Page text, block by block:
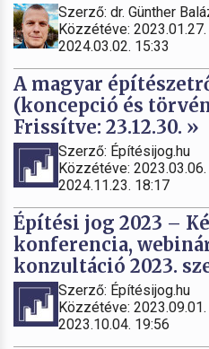
Szerző: dr. Günther
Közzétéve:
2024.03.02. 15:33
A magyar
(koncepció és
Frissítve: 23.12.30. »
Szerző: Építésijog.hu
Közzétéve:
2024.11.23. 18:17
Építési jog 2023 –
konferencia,
konzultáció 2023.
Szerző: Építésijog.hu
Közzétéve:
2023.10.04. 19:56